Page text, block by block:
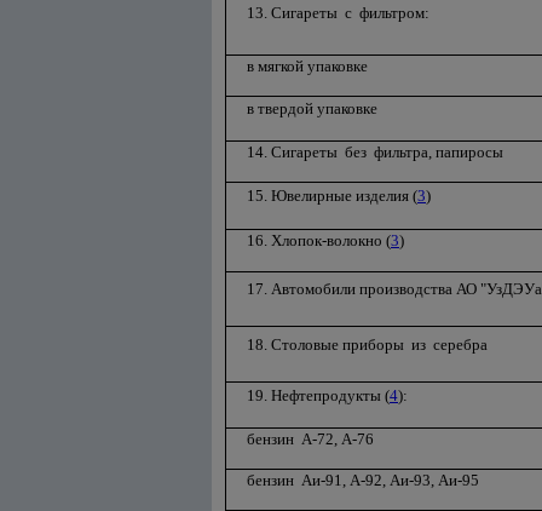
13. Сигареты с фильтром:
в мягкой упаковке
в твердой упаковке
14. Сигареты без фильтра, папиросы
15. Ювелирные изделия (3)
16. Хлопок-волокно (3)
17. Автомобили производства АО
18. Столовые приборы из серебра
19. Нефтепродукты (4):
бензин А-72, А-76
бензин Аи-91, А-92, Аи-93, Аи-95